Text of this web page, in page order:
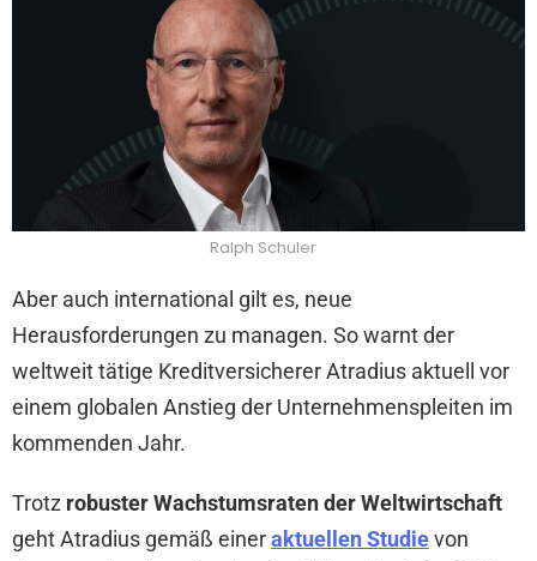
Ralph Schuler
Aber auch international gilt es, neue
Herausforderungen zu managen. So warnt der
weltweit tätige Kreditversicherer Atradius aktuell vor
einem globalen Anstieg der Unternehmenspleiten im
kommenden Jahr.
Trotz robuster Wachstumsraten der Weltwirtschaft
geht Atradius gemäß eineraktuellen Studievon